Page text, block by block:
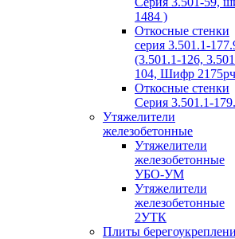
1484 )
Откосные стенки
серия 3.501.1-
(3.501.1-126,
104, Шифр
Откосные стенки
Серия 3.501.1-
Утяжелители
железобетонные
Утяжелители
железобетонные
УБО-УМ
Утяжелители
железобетонные
2УТК
Плиты